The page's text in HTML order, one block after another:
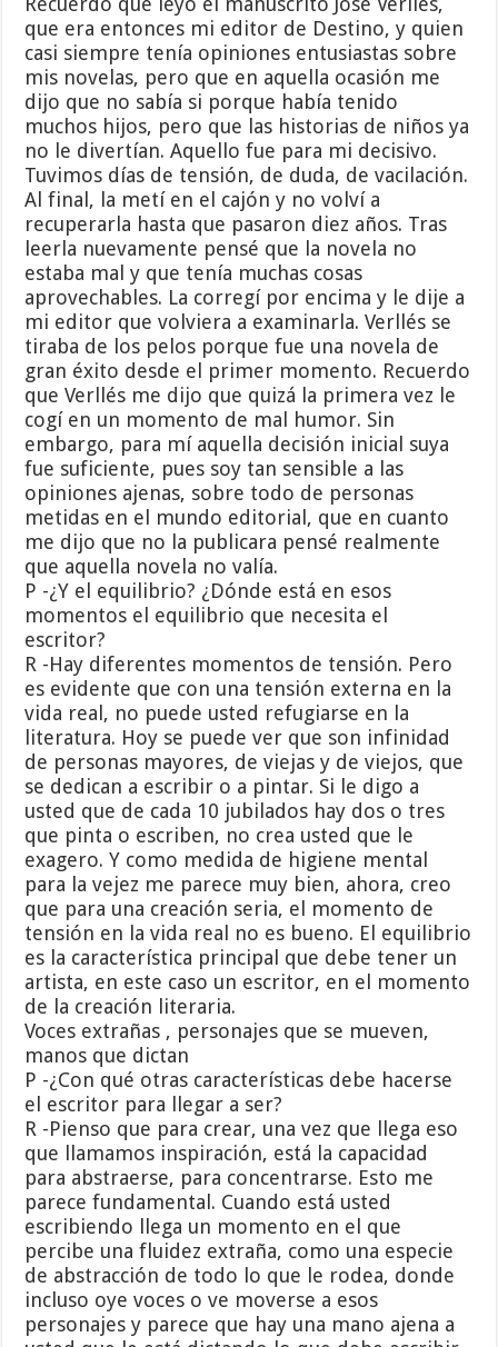
que era entonces mi editor de Destino, y quien
casi siempre tenía opiniones entusiastas sobre
mis novelas, pero que en aquella ocasión me
dijo que no sabía si porque había tenido
muchos hijos, pero que las historias de niños ya
no le divertían. Aquello fue para mi decisivo.
Tuvimos días de tensión, de duda, de vacilación.
Al final, la metí en el cajón y no volví a
recuperarla hasta que pasaron diez años. Tras
leerla nuevamente pensé que la novela no
estaba mal y que tenía muchas cosas
aprovechables. La corregí por encima y le dije a
mi editor que volviera a examinarla. Verllés se
tiraba de los pelos porque fue una novela de
gran éxito desde el primer momento. Recuerdo
que Verllés me dijo que quizá la primera vez le
cogí en un momento de mal humor. Sin
embargo, para mí aquella decisión inicial suya
fue suficiente, pues soy tan sensible a las
opiniones ajenas, sobre todo de personas
metidas en el mundo editorial, que en cuanto
me dijo que no la publicara pensé realmente
que aquella novela no valía.
P -¿Y el equilibrio? ¿Dónde está en esos
momentos el equilibrio que necesita el
escritor?
R -Hay diferentes momentos de tensión. Pero
es evidente que con una tensión externa en la
vida real, no puede usted refugiarse en la
literatura. Hoy se puede ver que son infinidad
de personas mayores, de viejas y de viejos, que
se dedican a escribir o a pintar. Si le digo a
usted que de cada 10 jubilados hay dos o tres
que pinta o escriben, no crea usted que le
exagero. Y como medida de higiene mental
para la vejez me parece muy bien, ahora, creo
que para una creación seria, el momento de
tensión en la vida real no es bueno. El equilibrio
es la característica principal que debe tener un
artista, en este caso un escritor, en el momento
de la creación literaria.
Voces extrañas , personajes que se mueven,
manos que dictan
P -¿Con qué otras características debe hacerse
el escritor para llegar a ser?
R -Pienso que para crear, una vez que llega eso
que llamamos inspiración, está la capacidad
para abstraerse, para concentrarse. Esto me
parece fundamental. Cuando está usted
escribiendo llega un momento en el que
percibe una fluidez extraña, como una especie
de abstracción de todo lo que le rodea, donde
incluso oye voces o ve moverse a esos
personajes y parece que hay una mano ajena a